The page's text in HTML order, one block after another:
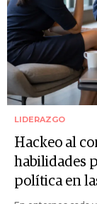
LIDERAZGO
Hackeo al
habilidades
política en